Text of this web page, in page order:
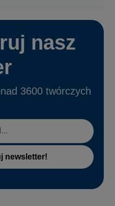
nasz
3600 twórczych
newsletter!